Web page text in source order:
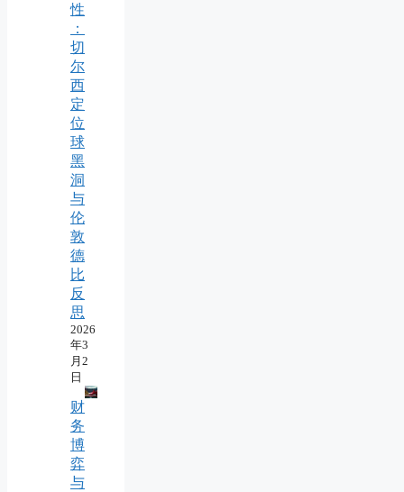
性
：
切
尔
西
定
位
球
黑
洞
与
伦
敦
德
比
反
思
2026
年3
月2
日
财
务
博
弈
与